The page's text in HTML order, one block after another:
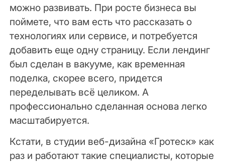
можно развивать. При росте бизнеса вы
поймете, что вам есть что рассказать о
технологиях или сервисе, и потребуется
добавить еще одну страницу. Если лендинг
был сделан в вакууме, как временная
поделка, скорее всего, придется
переделывать всё целиком. А
профессионально сделанная основа легко
масштабируется.
Кстати, в студии веб-дизайна «Гротеск» как
раз и работают такие специалисты, которые